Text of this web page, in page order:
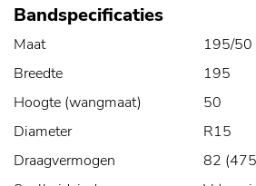
Bandspecificaties
Maat
195/50
Breedte
195
Hoogte (wangmaat)
50
Diameter
R15
Draagvermogen
82